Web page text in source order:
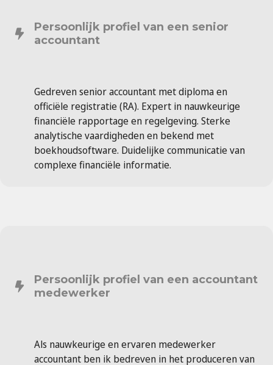
Persoonlijk profiel van een senior
accountant
Gedreven senior accountant met diploma en
officiële registratie (RA). Expert in nauwkeurige
financiële rapportage en regelgeving. Sterke
analytische vaardigheden en bekend met
boekhoudsoftware. Duidelijke communicatie van
complexe financiële informatie.
Persoonlijk profiel van een accountant
medewerker
Als nauwkeurige en ervaren medewerker
accountant ben ik bedreven in het produceren van